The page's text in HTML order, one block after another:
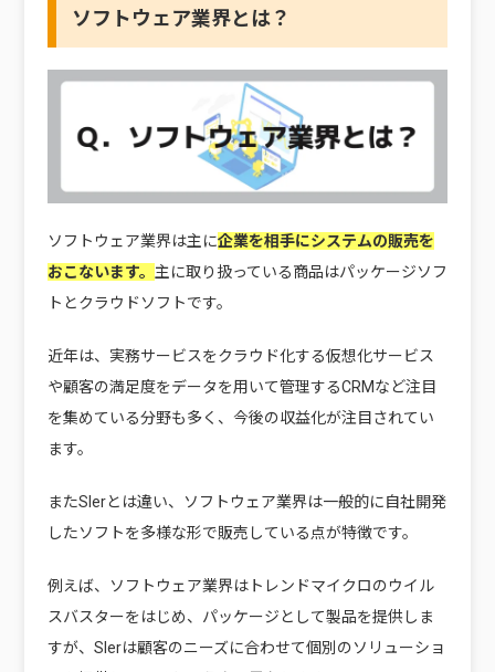
ソフトウェア業界とは？
ソフトウェア業界は主に企業を相手にシステムの販売を
おこないます。 主に取り扱っている商品はパッケージソフ
トとクラウドソフトです。
近年は、実務サービスをクラウド化する仮想化サービス
や顧客の満足度をデータを用いて管理するCRMなど注目
を集めている分野も多く、今後の収益化が注目されてい
ます。
またSIerとは違い、ソフトウェア業界は一般的に自社開発
したソフトを多様な形で販売している点が特徴です。
例えば、ソフトウェア業界はトレンドマイクロのウイル
スバスターをはじめ、パッケージとして製品を提供しま
すが、SIerは顧客のニーズに合わせて個別のソリューショ